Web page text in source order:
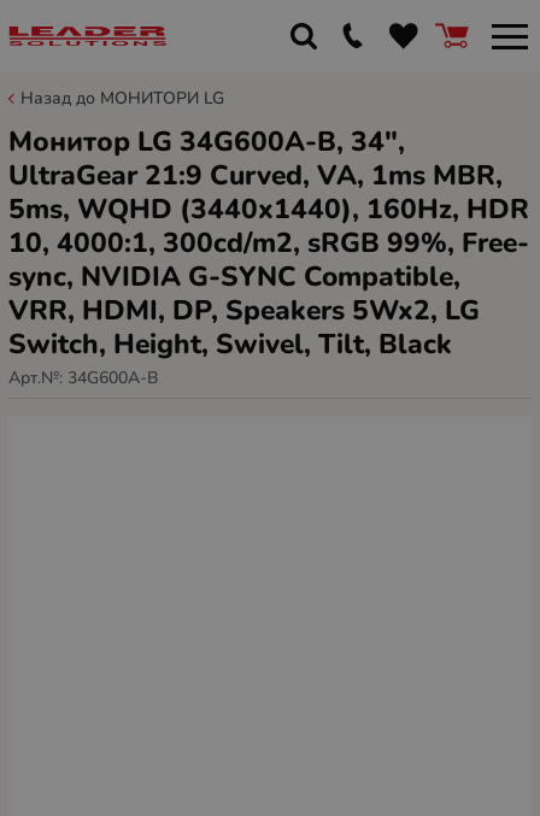
Назад до МОНИТОРИ LG
Монитор LG 34G600A-B, 34",
UltraGear 21:9 Curved, VA, 1ms MBR,
5ms, WQHD (3440x1440), 160Hz, HDR
10, 4000:1, 300cd/m2, sRGB 99%, Free-
sync, NVIDIA G-SYNC Compatible,
VRR, HDMI, DP, Speakers 5Wx2, LG
Switch, Height, Swivel, Tilt, Black
Арт.№: 34G600A-B